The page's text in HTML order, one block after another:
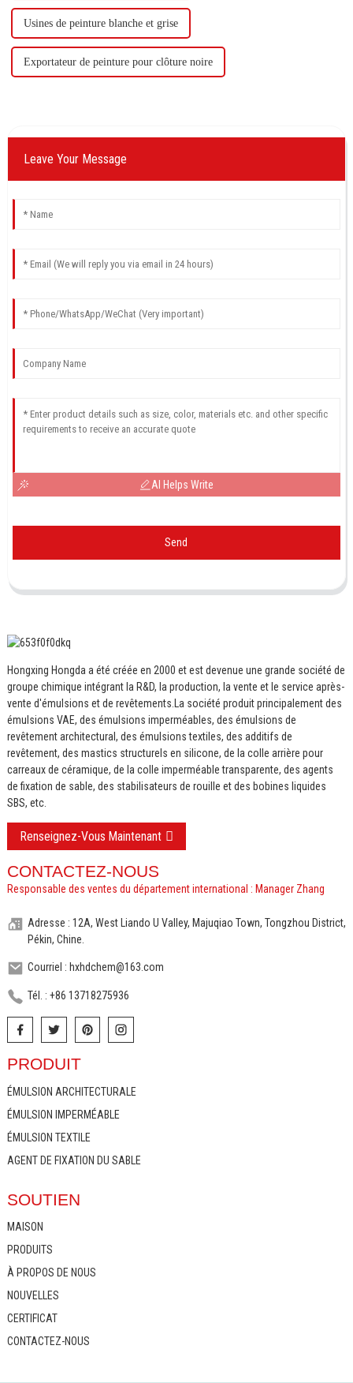
Usines de peinture blanche et grise
Exportateur de peinture pour clôture noire
Leave Your Message
AI Helps Write
Send
Hongxing Hongda a été créée en 2000 et est devenue une grande société de
groupe chimique intégrant la R&D, la production, la vente et le service après-
vente d'émulsions et de revêtements.
La société produit principalement des
émulsions VAE, des émulsions imperméables, des émulsions de
revêtement architectural, des émulsions textiles, des additifs de
revêtement, des mastics structurels en silicone, de la colle arrière pour
carreaux de céramique, de la colle imperméable transparente, des agents
de fixation de sable, des stabilisateurs de rouille et des bobines liquides
SBS, etc.
Renseignez-Vous Maintenant
CONTACTEZ-NOUS
Responsable des ventes du département international : Manager Zhang
Adresse : 12A, West Liando U Valley, Majuqiao Town, Tongzhou District,
Pékin, Chine.
Courriel : hxhdchem@163.com
Tél. : +86 13718275936
PRODUIT
ÉMULSION ARCHITECTURALE
ÉMULSION IMPERMÉABLE
ÉMULSION TEXTILE
AGENT DE FIXATION DU SABLE
SOUTIEN
MAISON
PRODUITS
À PROPOS DE NOUS
NOUVELLES
CERTIFICAT
CONTACTEZ-NOUS